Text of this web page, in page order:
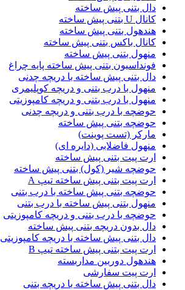
دال بتنی پیش ساخته
کانال U بتنی پیش ساخته
هندهول بتنی پیش ساخته
کانال باکس بتنی پیش ساخته
منهول بتنی پیش ساخته
فونداسیون بتنی پیش ساخته پایه چراغ
دال بتنی پیش ساخته با دریچه چدنی
منهول با درب بتنی و دریچه کوپلیمری
منهول با درب بتنی و دریچه کامپوزیتی
حوضچه با درب بتنی و دریچه چدنی
حوضچه بتنی پیش ساخته
مارکر (تست پوینت)
منهول فاضلابی (دایره ای)
ارت پیت بتنی پیش ساخته
حوضچه شیر (کول) بتنی پیش ساخته
ارت پیت بتنی پیش ساخته تیپ A
حوضچه بتنی پیش ساخته با درب بتنی
منهول بتنی پیش ساخته با درب بتنی
حوضچه با درب بتنی و دریچه کامپوزیتی
دال بدون دریچه بتنی پیش ساخته
دال بتنی پیش ساخته با دریچه کامپوزیتی
ارت پیت بتنی پیش ساخته تیپ B
هندهول دوربین مداربسته
ارت پیت سفارشی
دال بتنی پیش ساخته با دریچه بتنی